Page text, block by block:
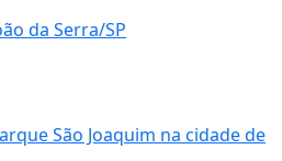
da Serra/SP